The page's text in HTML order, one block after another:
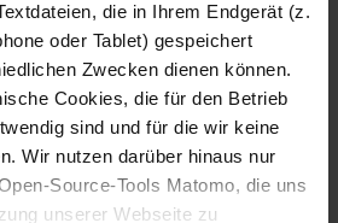
die in Ihrem Endgerät (z.
oder Tablet) gespeichert
Zwecken dienen können.
Cookies, die für den Betrieb
sind und für die wir keine
Wir nutzen darüber hinaus nur
Source-Tools Matomo, die uns
unserer Webseite zu
Fotografo: Lorenz
Sternbach
Download